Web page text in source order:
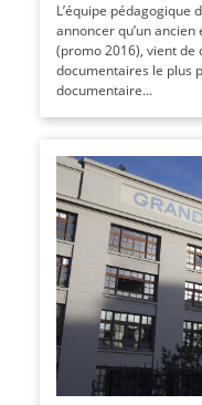
L’équipe pédagogique
annoncer qu’un
(promo 2016), vient de
documentaires le plus
documentaire...